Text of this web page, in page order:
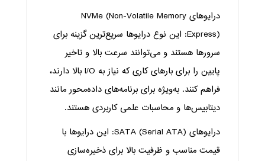
درایوهای NVMe (Non-Volatile Memory
Express): این نوع درایوها سریع‌ترین گزینه برای
سرورها هستند و می‌توانند سرعت بالا و تاخیر
پایین را برای بارهای کاری که نیاز به I/O بالا دارند،
فراهم کنند. به‌ویژه برای برنامه‌های داده‌محور مانند
دیتابیس‌ها و محاسبات علمی کاربردی هستند.
درایوهای SATA (Serial ATA): این درایوها با
قیمت مناسب و ظرفیت بالا برای ذخیره‌سازی